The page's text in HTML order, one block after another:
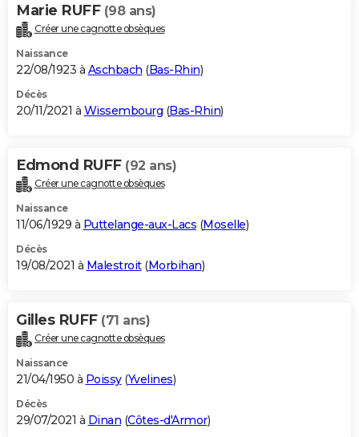
Marie RUFF (98 ans)
Créer une cagnotte obsèques
Naissance
22/08/1923 à Aschbach (Bas-Rhin)
Décès
20/11/2021 à Wissembourg (Bas-Rhin)
Edmond RUFF (92 ans)
Créer une cagnotte obsèques
Naissance
11/06/1929 à Puttelange-aux-Lacs (Moselle)
Décès
19/08/2021 à Malestroit(Morbihan)
Gilles RUFF (71 ans)
Créer une cagnotte obsèques
Naissance
21/04/1950 à Poissy(Yvelines)
Décès
29/07/2021 à Dinan (Côtes-d'Armor)